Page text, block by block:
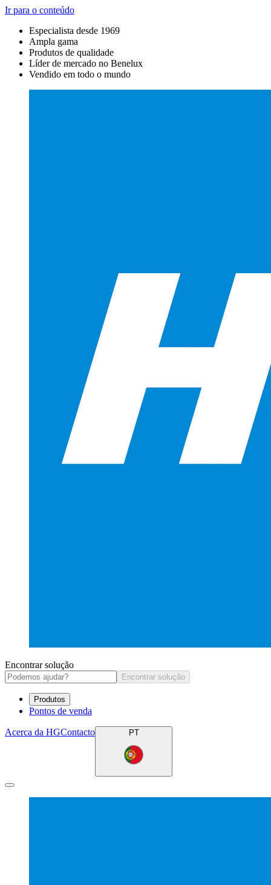
Ir para o conteúdo
Especialista desde 1969
Ampla gama
Produtos de qualidade
Líder de mercado no Benelux
Vendido em todo o mundo
Encontrar solução
Encontrar solução
Produtos
Pontos de venda
Acerca da HGContacto PT